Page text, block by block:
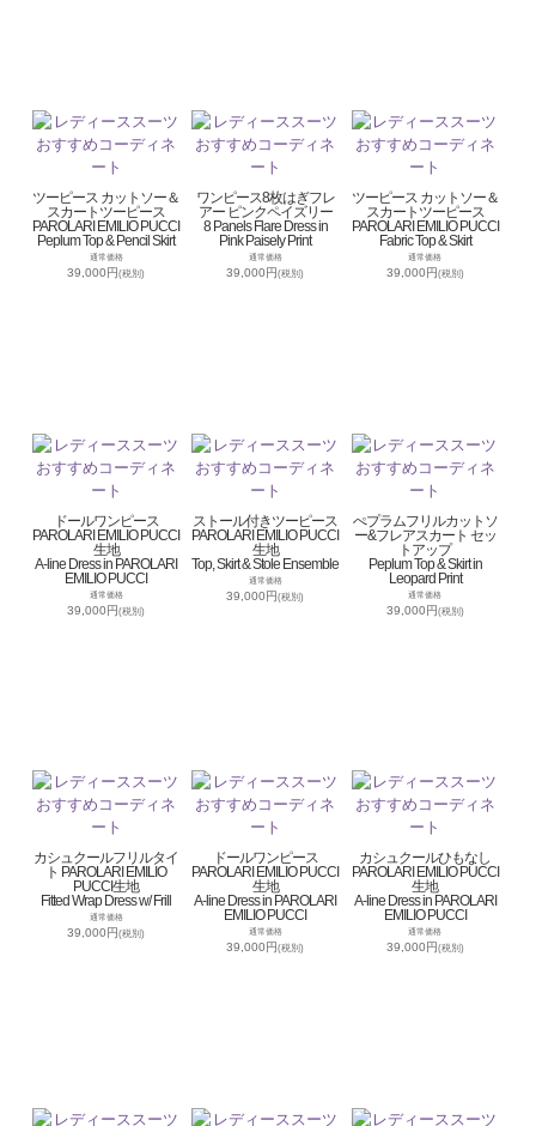
ツーピース カットソー＆
スカートツーピース
PAROLARI EMILIO PUCCI
Peplum Top & Pencil Skirt
通常価格
39,000円(税別)
ワンピース8枚はぎフレ
アー ピンクペイズリー
8 Panels Flare Dress in
Pink Paisely Print
通常価格
39,000円(税別)
ツーピース カットソー＆
スカートツーピース
PAROLARI EMILIO PUCCI
Fabric Top & Skirt
通常価格
39,000円(税別)
ドールワンピース
PAROLARI EMILIO PUCCI
生地
A-line Dress in PAROLARI
EMILIO PUCCI
通常価格
39,000円(税別)
ストール付きツーピース
PAROLARI EMILIO PUCCI
生地
Top, Skirt & Stole Ensemble
通常価格
39,000円(税別)
ぺプラムフリルカットソ
ー&フレアスカート セッ
トアップ
Peplum Top & Skirt in
Leopard Print
通常価格
39,000円(税別)
カシュクールフリルタイ
ト PAROLARI EMILIO
PUCCI生地
Fitted Wrap Dress w/ Frill
通常価格
39,000円(税別)
ドールワンピース
PAROLARI EMILIO PUCCI
生地
A-line Dress in PAROLARI
EMILIO PUCCI
通常価格
39,000円(税別)
カシュクールひもなし
PAROLARI EMILIO PUCCI
生地
A-line Dress in PAROLARI
EMILIO PUCCI
通常価格
39,000円(税別)